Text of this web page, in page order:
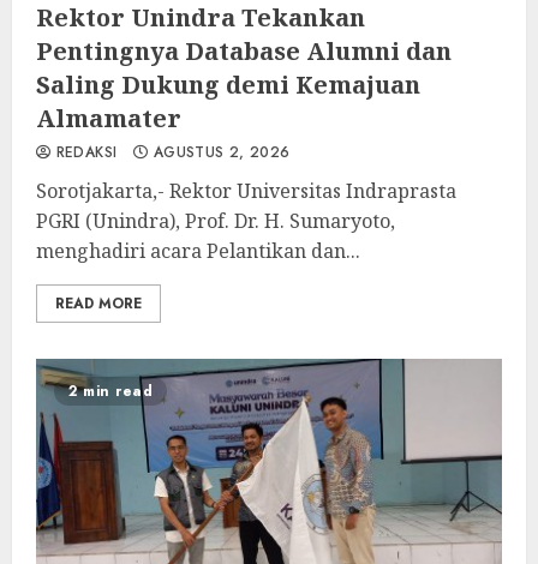
Rektor Unindra Tekankan
Pentingnya Database Alumni dan
Saling Dukung demi Kemajuan
Almamater
REDAKSI AGUSTUS 2, 2026
Sorotjakarta,- Rektor Universitas Indraprasta
PGRI (Unindra), Prof. Dr. H. Sumaryoto,
menghadiri acara Pelantikan dan...
READ MORE
2 min read